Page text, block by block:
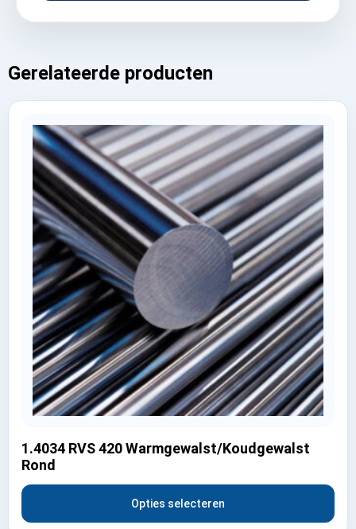
Gerelateerde producten
1.4034 RVS 420 Warmgewalst/Koudgewalst
Rond
Opties selecteren